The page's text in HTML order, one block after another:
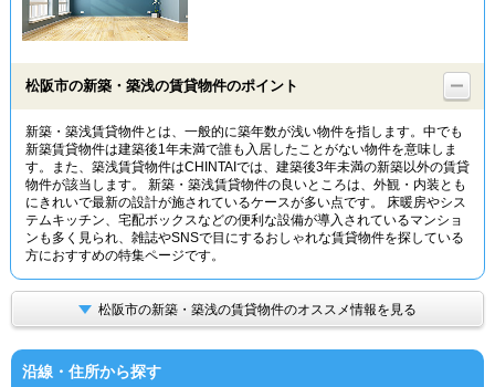
物件特集から
TOP
松阪市の新築・築浅の賃貸物件のポイント
新築・築浅賃貸物件とは、一般的に築年数が浅い物件を指します。中でも
新築賃貸物件は建築後1年未満で誰も入居したことがない物件を意味しま
す。また、築浅賃貸物件はCHINTAIでは、建築後3年未満の新築以外の賃貸
物件が該当します。 新築・築浅賃貸物件の良いところは、外観・内装とも
にきれいで最新の設計が施されているケースが多い点です。 床暖房やシス
テムキッチン、宅配ボックスなどの便利な設備が導入されているマンショ
ンも多く見られ、雑誌やSNSで目にするおしゃれな賃貸物件を探している
方におすすめの特集ページです。
松阪市の新築・築浅の賃貸物件のオススメ情報を見る
沿線・住所から探す